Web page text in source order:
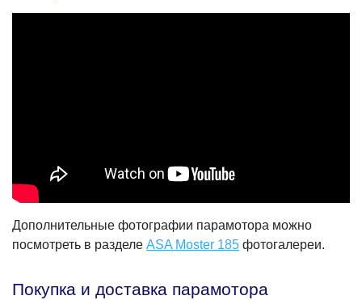
Дополнительные фотографии парамотора можно
посмотреть в разделе ASA Moster 185 фотогалереи.
Покупка и доставка парамотора